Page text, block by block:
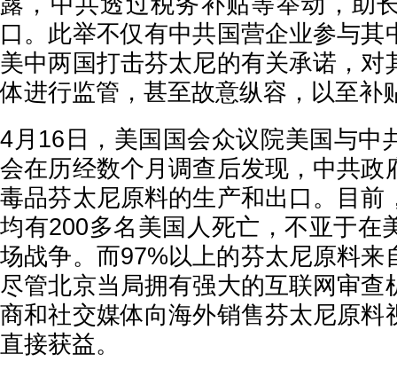
口。此举不仅有中共国营企业参与其
美中两国打击芬太尼的有关承诺，对
体进行监管，甚至故意纵容，以至补
4月16日，美国国会众议院美国与中
会在历经数个月调查后发现，中共政
毒品芬太尼原料的生产和出口。目前
均有200多名美国人死亡，不亚于在
场战争。而97%以上的芬太尼原料来
尽管北京当局拥有强大的互联网审查
商和社交媒体向海外销售芬太尼原料
直接获益。